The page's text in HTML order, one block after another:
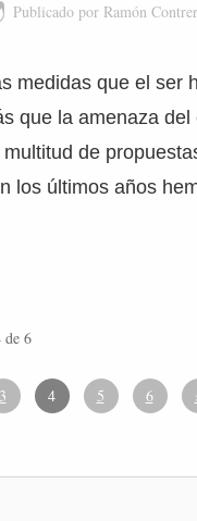
Publicado por Ramón
medidas que el ser
que la amenaza
de
los últimos años
de 6
3 4 5 6